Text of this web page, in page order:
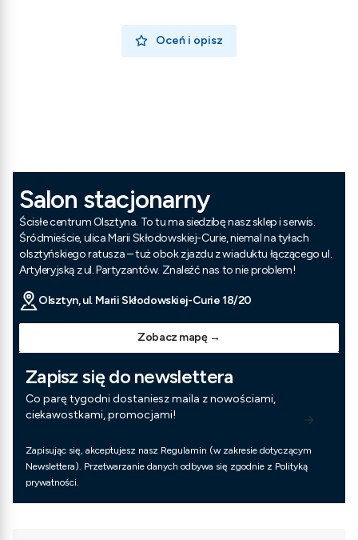
Oceń i opisz
Salon stacjonarny
Ścisłe centrum Olsztyna. To tu ma siedzibę nasz sklep i serwis.
Śródmieście, ulica Marii Skłodowskiej-Curie, niemal na tyłach
olsztyńskiego ratusza – tuż obok zjazdu z wiaduktu łączącego ul.
Artyleryjską z ul. Partyzantów. Znaleźć nas to nie problem!
Olsztyn, ul. Marii Skłodowskiej-Curie 18/20
Zobacz mapę →
Zapisz się do newslettera
Co parę tygodni dostaniesz maila z nowościami,
ciekawostkami, promocjami!
Zapisując się, akceptujesz nasz Regulamin (w zakresie dotyczącym
Newslettera). Przetwarzanie danych odbywa się zgodnie z Polityką
prywatności.